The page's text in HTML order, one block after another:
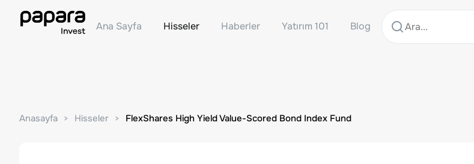
Ana Sayfa Hisseler Haberler Yatırım 101 Blog
Anasayfa Hisseler FlexShares High Yield Value-Scored Bond Index Fund